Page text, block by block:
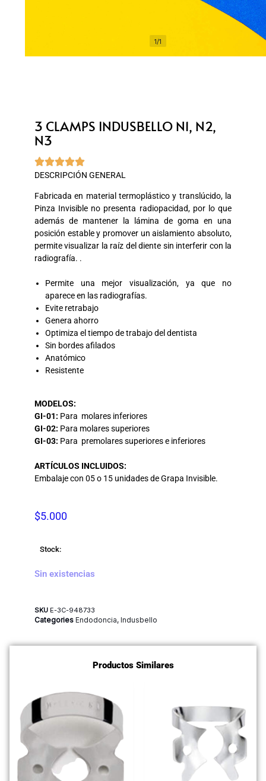
1/1
3 CLAMPS INDUSBELLO N1, N2,
N3

DESCRIPCIÓN GENERAL
Fabricada en material termoplástico y translúcido, la
Pinza Invisible no presenta radiopacidad, por lo que
además de mantener la lámina de goma en una
posición estable y promover un aislamiento absoluto,
permite visualizar la raíz del diente sin interferir con la
radiografía. .
Permite una mejor visualización, ya que no
aparece en las radiografías.
Evite retrabajo
Genera ahorro
Optimiza el tiempo de trabajo del dentista
Sin bordes afilados
Anatómico
Resistente
MODELOS:
GI-01: Para molares inferiores
GI-02: Para molares superiores
GI-03: Para premolares superiores e inferiores
ARTÍCULOS INCLUIDOS:
Embalaje con 05 o 15 unidades de Grapa Invisible.
$5.000
Stock:
Sin existencias
SKU E-3C-948733
Categories Endodoncia, Indusbello
Productos Similares